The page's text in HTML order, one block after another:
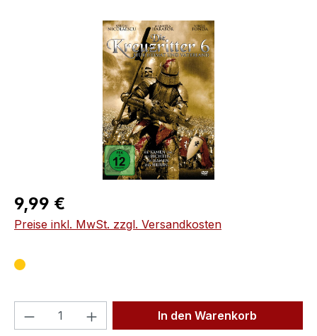
Bildergalerie überspringen
Regulärer Preis:
9,99 €
Preise inkl. MwSt. zzgl. Versandkosten
Produkt Anzahl: Gib denIn den Warenkorb